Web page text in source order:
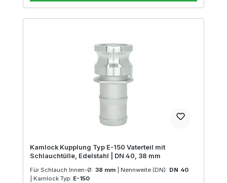
Kamlock Kupplung Typ E-150 Vaterteil mit
Schlauchtülle, Edelstahl | DN 40, 38 mm
Für Schlauch Innen-Ø: 38 mm Nennweite (DN): DN 40
Kamlock Typ: E-150